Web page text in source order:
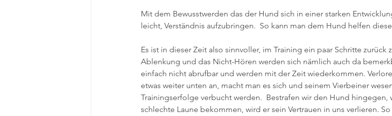
Mit dem Bewusstwerden das der Hund sich in einer starken
leicht, Verständnis aufzubringen.  So kann man dem Hund helfen
Es ist in dieser Zeit also sinnvoller, im Training ein paar Schritte zurück
Ablenkung und das Nicht-Hören werden sich nämlich auch da
einfach nicht abrufbar und werden mit der Zeit wiederkommen.
etwas weiter unten an, macht man es sich und seinem Vierbeiner
Trainingserfolge verbucht werden.  Bestrafen wir den Hund hingegen,
schlechte Laune bekommen, wird er sein Vertrauen in uns verlieren.